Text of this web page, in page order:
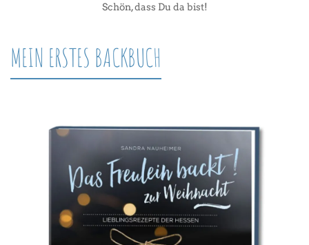
Schön, dass Du da bist!
MEIN ERSTES BACKBUCH